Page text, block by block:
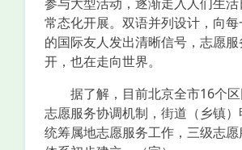
常态化开展。双语并列设计，向
的国际友人发出清晰信号，志愿
开，也在走向世界。
据了解，目前北京全市16个区
志愿服务协调机制，街道（乡镇
统筹属地志愿服务工作，三级志